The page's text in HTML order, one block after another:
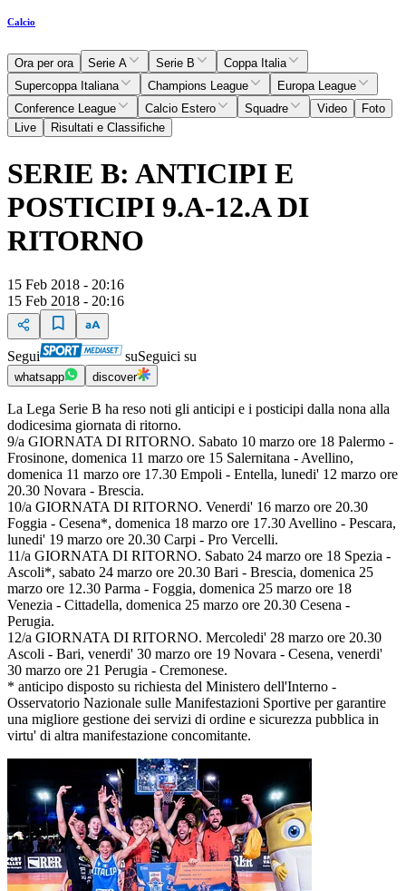
Calcio
Ora per ora Serie A Serie B
Coppa Italia
Supercoppa Italiana
Champions League
Europa League
Conference League
Calcio Estero Squadre Video
Foto
Live
Risultati e Classifiche
SERIE B: ANTICIPI E
POSTICIPI 9.A-12.A DI
RITORNO
15 Feb 2018 - 20:16
15 Feb 2018 - 20:16
Segui suSeguici su
whatsapp discover
La Lega Serie B ha reso noti gli anticipi e i posticipi dalla nona alla
dodicesima giornata di ritorno.
9/a GIORNATA DI RITORNO. Sabato 10 marzo ore 18 Palermo -
Frosinone, domenica 11 marzo ore 15 Salernitana - Avellino,
domenica 11 marzo ore 17.30 Empoli - Entella, lunedi' 12 marzo ore
20.30 Novara - Brescia.
10/a GIORNATA DI RITORNO. Venerdi' 16 marzo ore 20.30
Foggia - Cesena*, domenica 18 marzo ore 17.30 Avellino - Pescara,
lunedi' 19 marzo ore 20.30 Carpi - Pro Vercelli.
11/a GIORNATA DI RITORNO. Sabato 24 marzo ore 18 Spezia -
Ascoli*, sabato 24 marzo ore 20.30 Bari - Brescia, domenica 25
marzo ore 12.30 Parma - Foggia, domenica 25 marzo ore 18
Venezia - Cittadella, domenica 25 marzo ore 20.30 Cesena -
Perugia.
12/a GIORNATA DI RITORNO. Mercoledi' 28 marzo ore 20.30
Ascoli - Bari, venerdi' 30 marzo ore 19 Novara - Cesena, venerdi'
30 marzo ore 21 Perugia - Cremonese.
* anticipo disposto su richiesta del Ministero dell'Interno -
Osservatorio Nazionale sulle Manifestazioni Sportive per garantire
una migliore gestione dei servizi di ordine e sicurezza pubblica in
virtu' di altra manifestazione concomitante.